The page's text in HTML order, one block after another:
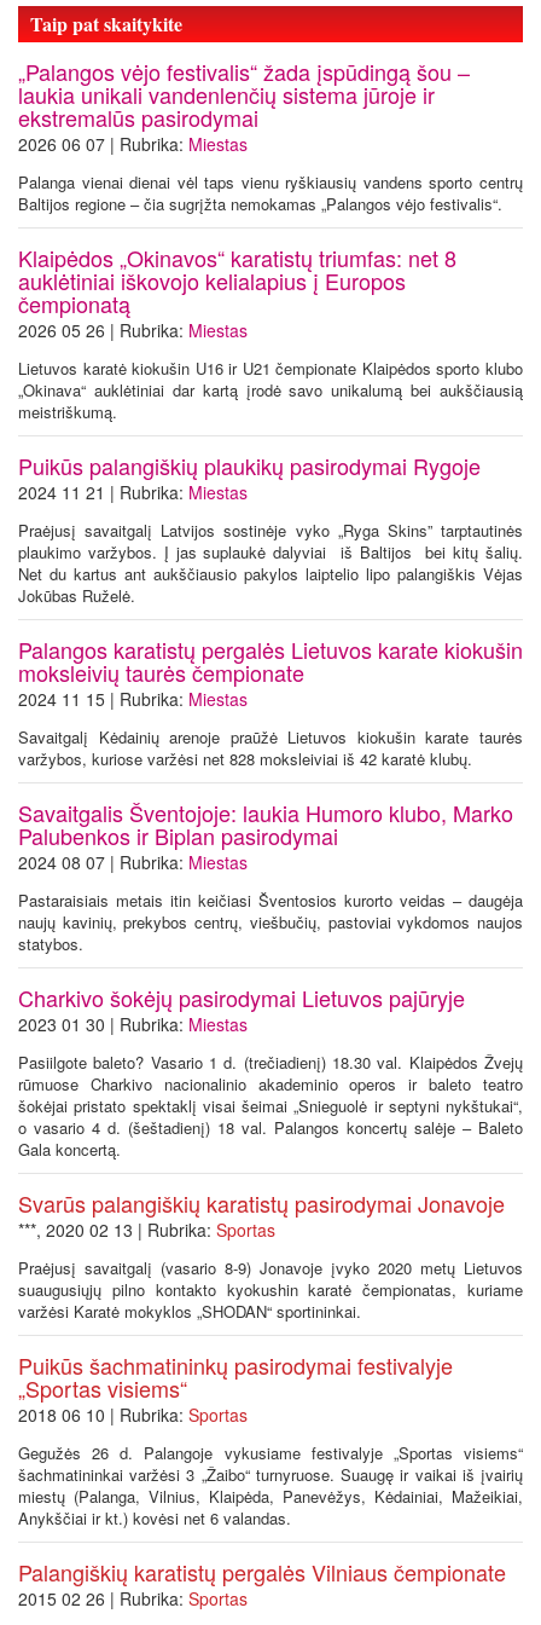
Taip pat skaitykite
„Palangos vėjo festivalis“ žada įspūdingą šou –
laukia unikali vandenlenčių sistema jūroje ir
ekstremalūs pasirodymai
2026 06 07 | Rubrika: Miestas
Palanga vienai dienai vėl taps vienu ryškiausių vandens sporto centrų
Baltijos regione – čia sugrįžta nemokamas „Palangos vėjo festivalis“.
Klaipėdos „Okinavos“ karatistų triumfas: net 8
auklėtiniai iškovojo kelialapius į Europos
čempionatą
2026 05 26 | Rubrika: Miestas
Lietuvos karatė kiokušin U16 ir U21 čempionate Klaipėdos sporto klubo
„Okinava“ auklėtiniai dar kartą įrodė savo unikalumą bei aukščiausią
meistriškumą.
Puikūs palangiškių plaukikų pasirodymai Rygoje
2024 11 21 | Rubrika: Miestas
Praėjusį savaitgalį Latvijos sostinėje vyko „Ryga Skins” tarptautinės
plaukimo varžybos. Į jas suplaukė dalyviai iš Baltijos bei kitų šalių.
Net du kartus ant aukščiausio pakylos laiptelio lipo palangiškis Vėjas
Jokūbas Ruželė.
Palangos karatistų pergalės Lietuvos karate kiokušin
moksleivių taurės čempionate
2024 11 15 | Rubrika: Miestas
Savaitgalį Kėdainių arenoje praūžė Lietuvos kiokušin karate taurės
varžybos, kuriose varžėsi net 828 moksleiviai iš 42 karatė klubų.
Savaitgalis Šventojoje: laukia Humoro klubo, Marko
Palubenkos ir Biplan pasirodymai
2024 08 07 | Rubrika: Miestas
Pastaraisiais metais itin keičiasi Šventosios kurorto veidas – daugėja
naujų kavinių, prekybos centrų, viešbučių, pastoviai vykdomos naujos
statybos.
Charkivo šokėjų pasirodymai Lietuvos pajūryje
2023 01 30 | Rubrika: Miestas
Pasiilgote baleto? Vasario 1 d. (trečiadienį) 18.30 val. Klaipėdos Žvejų
rūmuose Charkivo nacionalinio akademinio operos ir baleto teatro
šokėjai pristato spektaklį visai šeimai „Snieguolė ir septyni nykštukai“,
o vasario 4 d. (šeštadienį) 18 val. Palangos koncertų salėje – Baleto
Gala koncertą.
Svarūs palangiškių karatistų pasirodymai Jonavoje
***, 2020 02 13 | Rubrika: Sportas
Praėjusį savaitgalį (vasario 8-9) Jonavoje įvyko 2020 metų Lietuvos
suaugusiųjų pilno kontakto kyokushin karatė čempionatas, kuriame
varžėsi Karatė mokyklos „SHODAN“ sportininkai.
Puikūs šachmatininkų pasirodymai festivalyje
„Sportas visiems“
2018 06 10 | Rubrika: Sportas
Gegužės 26 d. Palangoje vykusiame festivalyje „Sportas visiems“
šachmatininkai varžėsi 3 „Žaibo“ turnyruose. Suaugę ir vaikai iš įvairių
miestų (Palanga, Vilnius, Klaipėda, Panevėžys, Kėdainiai, Mažeikiai,
Anykščiai ir kt.) kovėsi net 6 valandas.
Palangiškių karatistų pergalės Vilniaus čempionate
2015 02 26 | Rubrika: Sportas